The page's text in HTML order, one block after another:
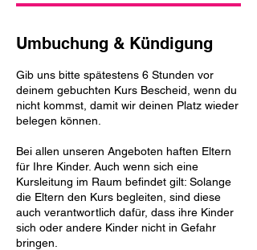
Umbuchung & Kündigung
Gib uns bitte spätestens 6 Stunden vor
deinem gebuchten Kurs Bescheid, wenn du
nicht kommst, damit wir deinen Platz wieder
belegen können.
Bei allen unseren Angeboten haften Eltern
für Ihre Kinder. Auch wenn sich eine
Kursleitung im Raum befindet gilt: Solange
die Eltern den Kurs begleiten, sind diese
auch verantwortlich dafür, dass ihre Kinder
sich oder andere Kinder nicht in Gefahr
bringen.